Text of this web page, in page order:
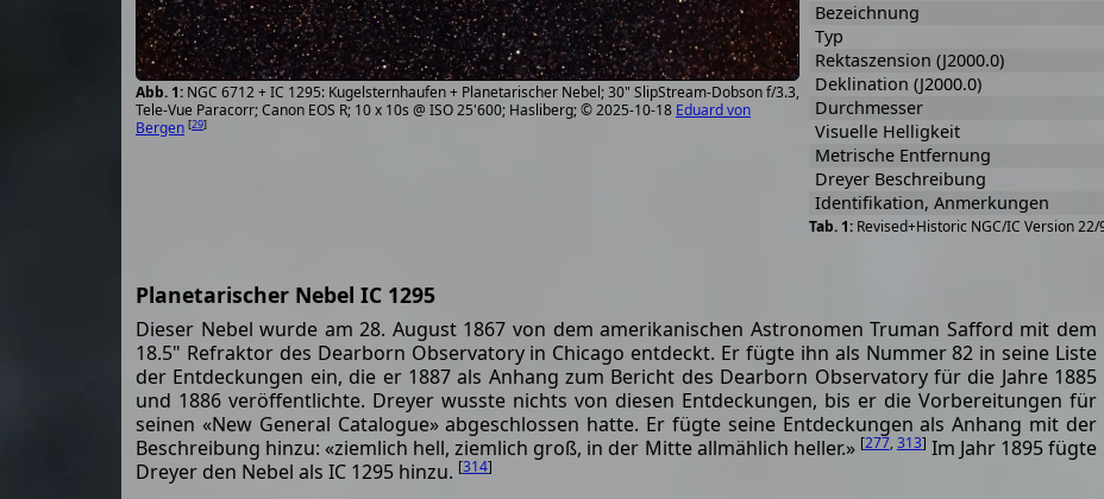
NGC 6712 + IC 1295: Kugelsternhaufen + Planetarischer Nebel; 30" SlipStream-Dobson f/3.3,
Tele-Vue Paracorr; Canon EOS R; 10 x 10s @ ISO 25'600; Hasliberg; © 2025-10-18 Eduard von
Bergen [29]
Revised+Historic NGC/IC Version
Bezeichnung
Typ
Rektaszension (J2000.0)
Deklination (J2000.0)
Durchmesser
Visuelle Helligkeit
Metrische Entfernung
Dreyer Beschreibung
Identifikation, Anmerkungen
Planetarischer Nebel IC 1295
Dieser Nebel wurde am 28. August 1867 von dem amerikanischen Astronomen Truman Safford mit dem
18.5" Refraktor des Dearborn Observatory in Chicago entdeckt. Er fügte ihn als Nummer 82 in seine Liste
der Entdeckungen ein, die er 1887 als Anhang zum Bericht des Dearborn Observatory für die Jahre 1885
und 1886 veröffentlichte. Dreyer wusste nichts von diesen Entdeckungen, bis er die Vorbereitungen für
seinen «New General Catalogue» abgeschlossen hatte. Er fügte seine Entdeckungen als Anhang mit der
Beschreibung hinzu: «ziemlich hell, ziemlich groß, in der Mitte allmählich heller.» [277,313] Im Jahr 1895 fügte
Dreyer den Nebel als IC 1295 hinzu. [314]